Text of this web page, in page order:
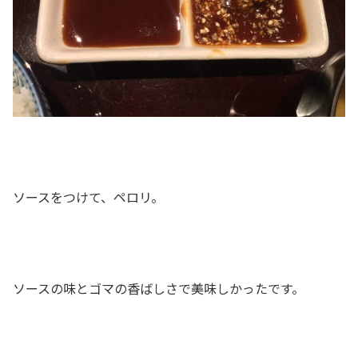
ソースをつけて、ペロリ。
ソースの味とゴマの香ばしさで美味しかったです。